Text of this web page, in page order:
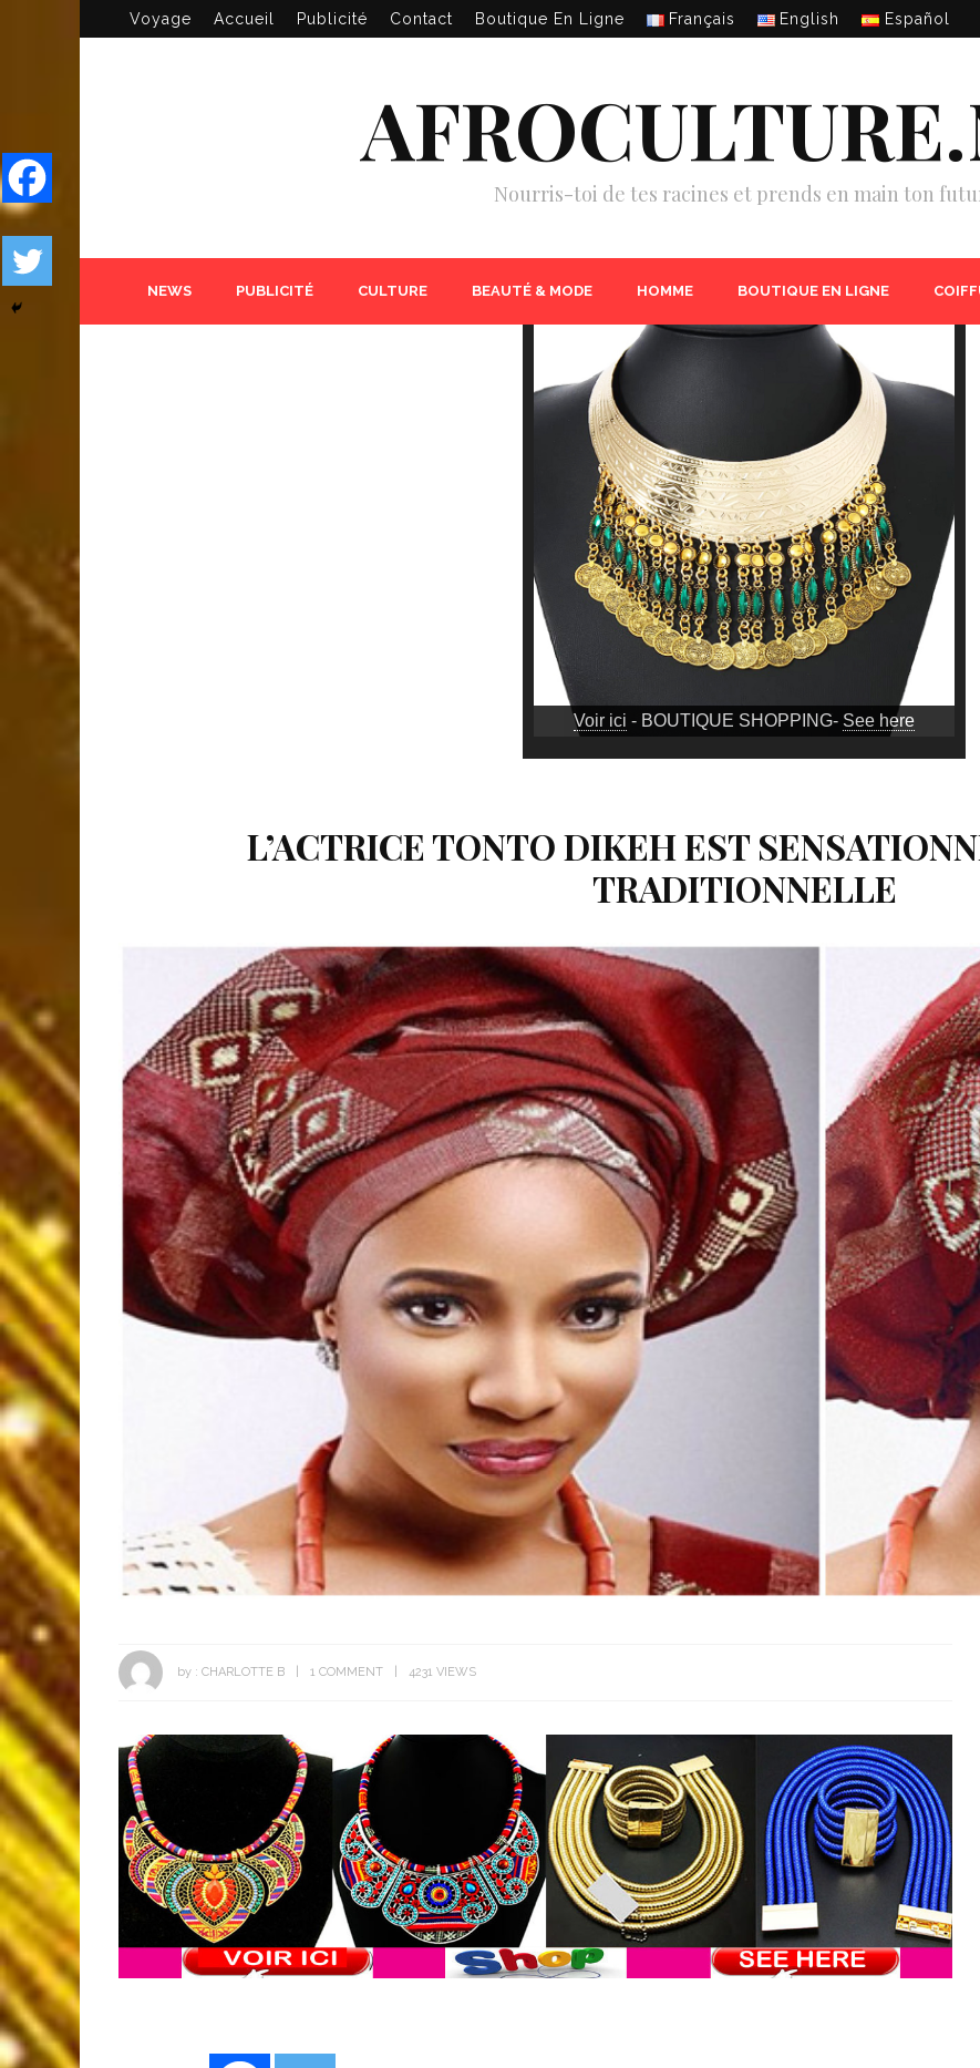
Voyage Accueil Publicité Contact Boutique En Ligne Français English Español
Nourris-toi de tes racines et prends en main ton
NEWS PUBLICITÉ CULTURE BEAUTÉ & MODE HOMME BOUTIQUE EN LIGNE
Voir ici - BOUTIQUE SHOPPING- See here
L’ACTRICE TONTO DIKEH EST
TRADITIONNELLE
by : CHARLOTTE B 1 COMMENT 4231 VIEWS